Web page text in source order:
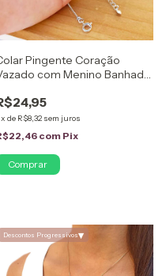
Pingente Coração
com Menino Banhado
x de R$8,32 sem juros
com Pix
Descontos Progressivos▾